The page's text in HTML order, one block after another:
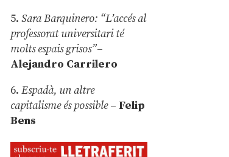
5.Sara Barquinero: “L’accés al
professorat universitari té
molts espais grisos”–
Alejandro Carrilero
6.Espadà, un altre
capitalisme és possible – Felip
Bens